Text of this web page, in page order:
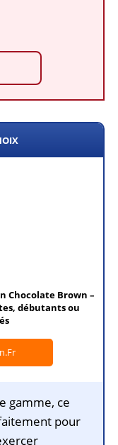
Chocolate Brown –
débutants ou
gamme, ce
pour